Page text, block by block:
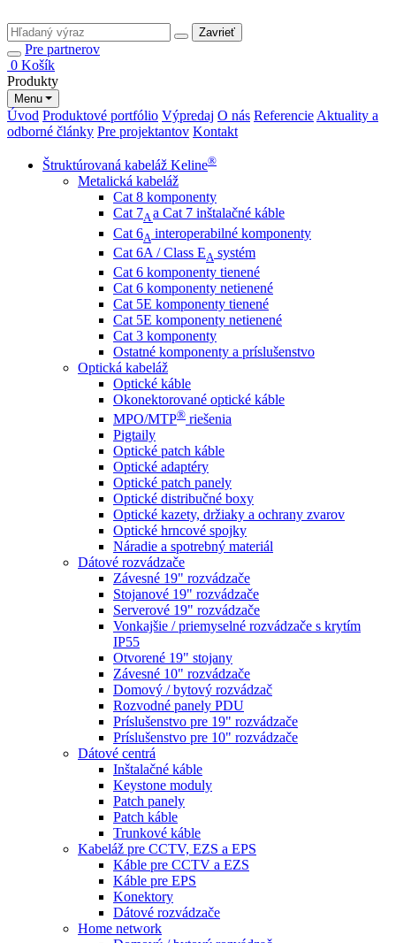
Zavrieť
Pre partnerov
0 Košík
Produkty
Menu
Úvod Produktové portfólio Výpredaj O nás Referencie Aktuality a
odborné články Pre projektantov Kontakt
Štruktúrovaná kabeláž Keline®
Metalická kabeláž
Cat 8 komponenty
Cat 7Aa Cat 7 inštalačné káble
Cat 6A interoperabilné komponenty
Cat 6A / Class EA systém
Cat 6 komponenty tienené
Cat 6 komponenty netienené
Cat 5E komponenty tienené
Cat 5E komponenty netienené
Cat 3 komponenty
Ostatné komponenty a príslušenstvo
Optická kabeláž
Optické káble
Okonektorované optické káble
MPO/MTP® ​ riešenia
Pigtaily
Optické patch káble
Optické adaptéry
Optické patch panely
Optické distribučné boxy
Optické kazety, držiaky a ochrany zvarov
Optické hrncové spojky
Náradie a spotrebný materiál
Dátové rozvádzače
Závesné 19" rozvádzače
Stojanové 19" rozvádzače
Serverové 19" rozvádzače
Vonkajšie / priemyselné rozvádzače s krytím
IP55
Otvorené 19" stojany
Závesné 10" rozvádzače
Domový / bytový rozvádzač
Rozvodné panely PDU
Príslušenstvo pre 19" rozvádzače
Príslušenstvo pre 10" rozvádzače
Dátové centrá
Inštalačné káble
Keystone moduly
Patch panely
Patch káble
Trunkové káble
Kabeláž pre CCTV, EZS a EPS
Káble pre CCTV a EZS
Káble pre EPS
Konektory
Dátové rozvádzače
Home network